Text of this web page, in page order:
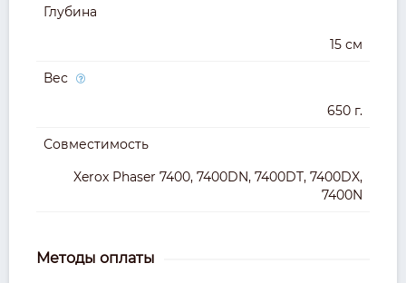
Глубина
15 см
Вес
650 г.
Совместимость
Xerox Phaser 7400, 7400DN, 7400DT, 7400DX,
7400N
Методы оплаты